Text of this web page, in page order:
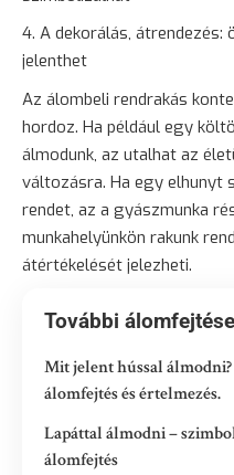
A dekorálás, átrendezés:
jelenthet
Az álombeli rendrakás
hordoz. Ha például egy
álmodunk, az utalhat az
változásra. Ha egy elhunyt
rendet, az a gyászmunka
munkahelyünkön rakunk
átértékelését jelezheti.
További
Mit jelent hússal álmodni?
álomfejtés és értelmezés.
Lapáttal álmodni –
álomfejtés